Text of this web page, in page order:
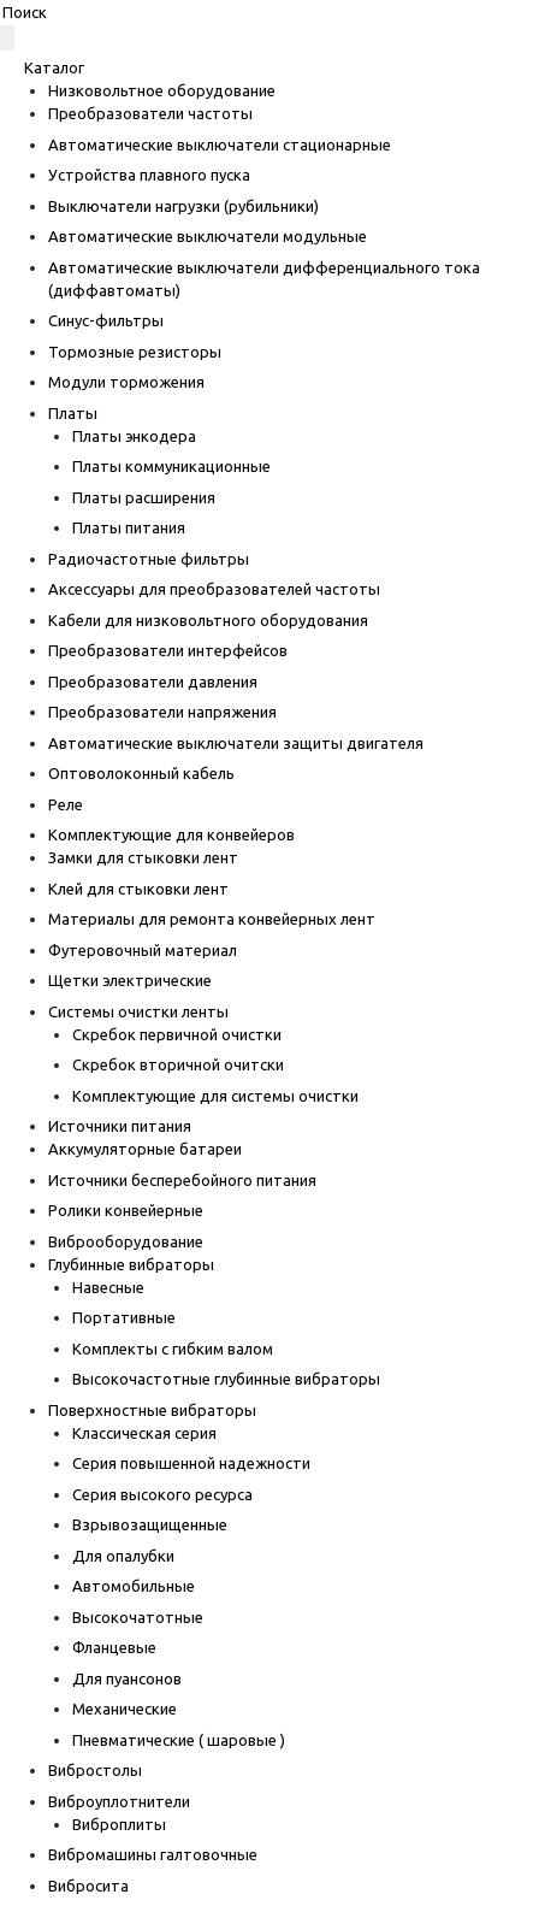
Каталог
Низковольтное оборудование
Преобразователи частоты
Автоматические выключатели стационарные
Устройства плавного пуска
Выключатели нагрузки (рубильники)
Автоматические выключатели модульные
Автоматические выключатели дифференциального тока
(диффавтоматы)
Синус-фильтры
Тормозные резисторы
Модули торможения
Платы
Платы энкодера
Платы коммуникационные
Платы расширения
Платы питания
Радиочастотные фильтры
Аксессуары для преобразователей частоты
Кабели для низковольтного оборудования
Преобразователи интерфейсов
Преобразователи давления
Преобразователи напряжения
Автоматические выключатели защиты двигателя
Оптоволоконный кабель
Реле
Комплектующие для конвейеров
Замки для стыковки лент
Клей для стыковки лент
Материалы для ремонта конвейерных лент
Футеровочный материал
Щетки электрические
Системы очистки ленты
Скребок первичной очистки
Скребок вторичной очитски
Комплектующие для системы очистки
Источники питания
Аккумуляторные батареи
Источники бесперебойного питания
Ролики конвейерные
Виброоборудование
Глубинные вибраторы
Навесные
Портативные
Комплекты с гибким валом
Высокочастотные глубинные вибраторы
Поверхностные вибраторы
Классическая серия
Серия повышенной надежности
Серия высокого ресурса
Взрывозащищенные
Для опалубки
Автомобильные
Высокочатотные
Фланцевые
Для пуансонов
Механические
Пневматические ( шаровые )
Вибростолы
Виброуплотнители
Виброплиты
Вибромашины галтовочные
Вибросита